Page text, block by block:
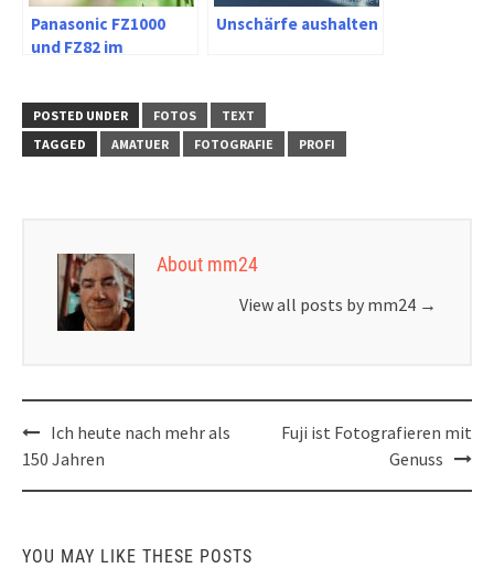
Panasonic FZ1000
und FZ82 im
Unschärfe aushalten
POSTED UNDER FOTOS
TEXT
TAGGED
AMATUER FOTOGRAFIE PROFI
About mm24
View all posts by mm24 →
Post
navigation
Ich heute nach mehr als
150 Jahren
Fuji ist Fotografieren mit
Genuss
YOU MAY LIKE THESE POSTS